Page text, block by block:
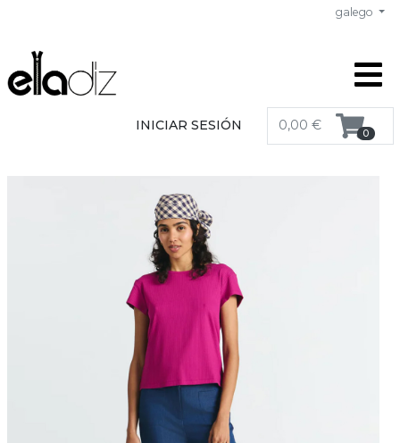
galego
INICIAR SESIÓN 0,00 € 0